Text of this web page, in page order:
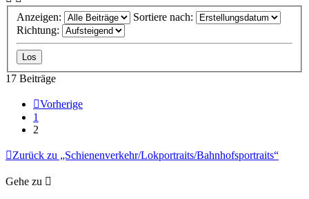
Anzeigen:
Sortiere nach:
Richtung:
17 Beiträge
Vorherige
1
2
Zurück zu „Schienenverkehr/Lokportraits/Bahnhofsportraits“
Gehe zu